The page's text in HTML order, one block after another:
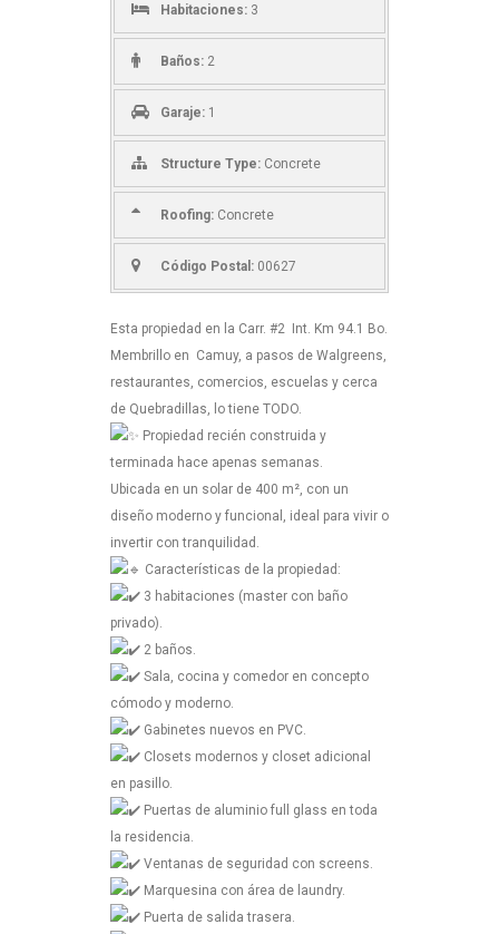
Habitaciones: 3
Baños: 2
Garaje: 1
Structure Type: Concrete
Roofing: Concrete
Código Postal: 00627
Esta propiedad en la Carr. #2 Int. Km 94.1 Bo.
Membrillo en Camuy, a pasos de Walgreens,
restaurantes, comercios, escuelas y cerca
de Quebradillas, lo tiene TODO.
Propiedad recién construida y
terminada hace apenas semanas.
Ubicada en un solar de 400 m², con un
diseño moderno y funcional, ideal para vivir o
invertir con tranquilidad.
Características de la propiedad:
3 habitaciones (master con baño
privado).
2 baños.
Sala, cocina y comedor en concepto
cómodo y moderno.
Gabinetes nuevos en PVC.
Closets modernos y closet adicional
en pasillo.
Puertas de aluminio full glass en toda
la residencia.
Ventanas de seguridad con screens.
Marquesina con área de laundry.
Puerta de salida trasera.